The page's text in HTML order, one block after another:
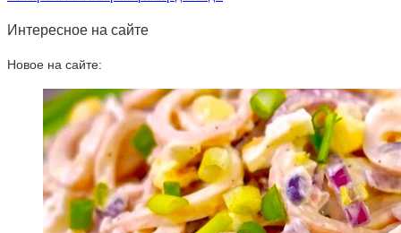
Интересное на сайте
Новое на сайте: